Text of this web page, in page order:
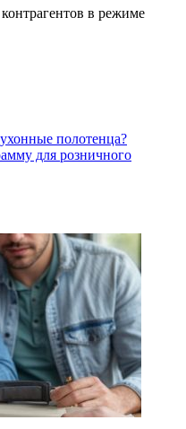
в режиме
полотенца?
для розничного